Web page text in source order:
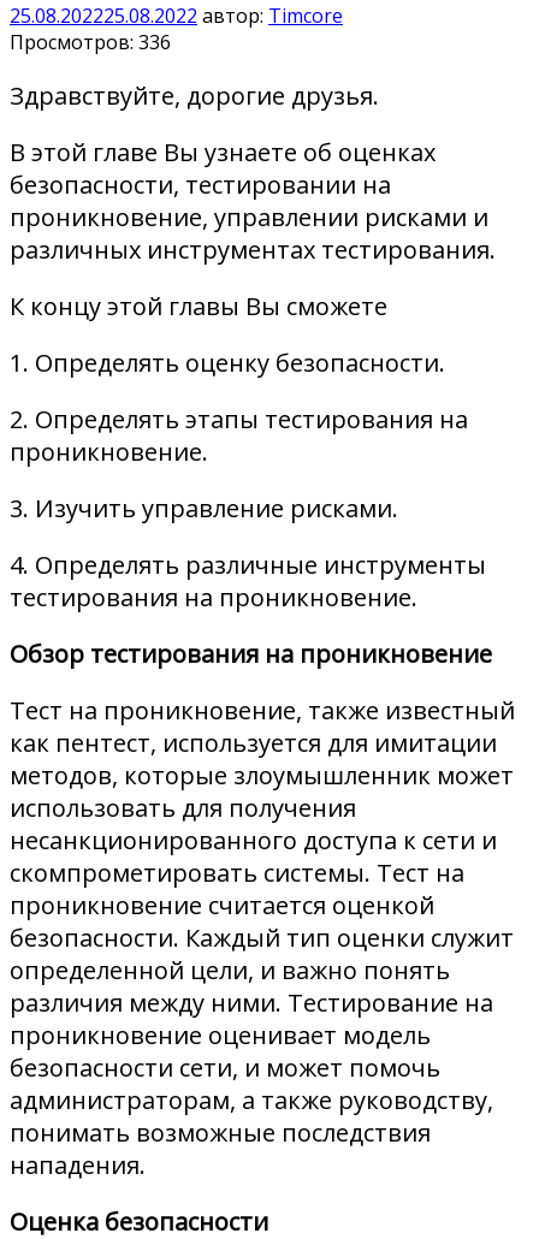
25.08.202225.08.2022 автор: Timcore
Просмотров: 336
Здравствуйте, дорогие друзья.
В этой главе Вы узнаете об оценках
безопасности, тестировании на
проникновение, управлении рисками и
различных инструментах тестирования.
К концу этой главы Вы сможете
1. Определять оценку безопасности.
2. Определять этапы тестирования на
проникновение.
3. Изучить управление рисками.
4. Определять различные инструменты
тестирования на проникновение.
Обзор тестирования на проникновение
Тест на проникновение, также известный
как пентест, используется для имитации
методов, которые злоумышленник может
использовать для получения
несанкционированного доступа к сети и
скомпрометировать системы. Тест на
проникновение считается оценкой
безопасности. Каждый тип оценки служит
определенной цели, и важно понять
различия между ними. Тестирование на
проникновение оценивает модель
безопасности сети, и может помочь
администраторам, а также руководству,
понимать возможные последствия
нападения.
Оценка безопасности